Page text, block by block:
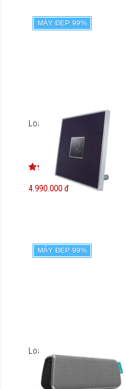
MÁY ĐẸP 99%
Loa Yamaha ISX-80
4.990.000 đ
MÁY ĐẸP 99%
Loa FuGoo Style